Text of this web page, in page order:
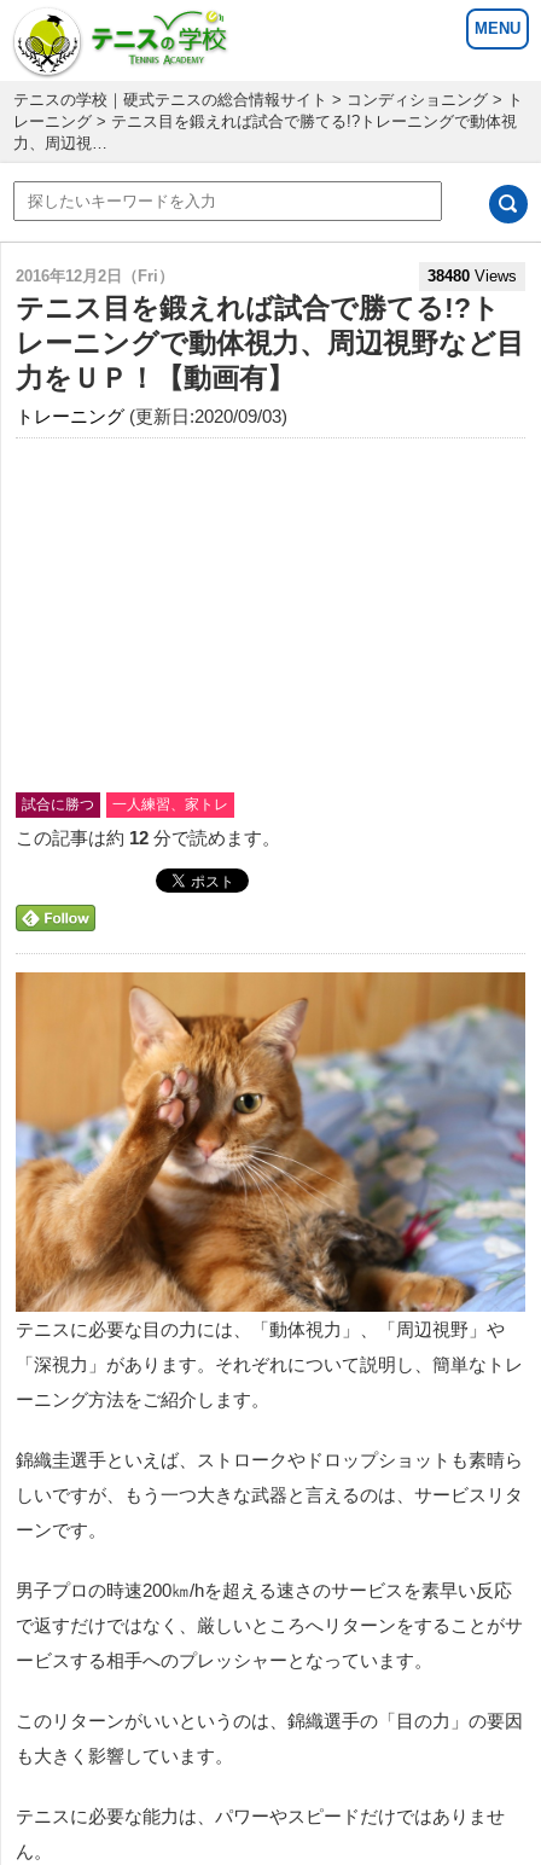
テニスの学校｜硬式テニスの総合情報サイト > コンディショニング > ト
レーニング > テニス目を鍛えれば試合で勝てる!?トレーニングで動体視
力、周辺視…
2016年12月2日（Fri） 38480 Views
テニス目を鍛えれば試合で勝てる!?ト
レーニングで動体視力、周辺視野など目
力をＵＰ！【動画有】
トレーニング (更新日:2020/09/03)
試合に勝つ 一人練習、家トレ
この記事は約 12 分で読めます。
テニスに必要な目の力には、「動体視力」、「周辺視野」や
「深視力」があります。それぞれについて説明し、簡単なトレ
ーニング方法をご紹介します。
錦織圭選手といえば、ストロークやドロップショットも素晴ら
しいですが、もう一つ大きな武器と言えるのは、サービスリタ
ーンです。
男子プロの時速200㎞/hを超える速さのサービスを素早い反応
で返すだけではなく、厳しいところへリターンをすることがサ
ービスする相手へのプレッシャーとなっています。
このリターンがいいというのは、錦織選手の「目の力」の要因
も大きく影響しています。
テニスに必要な能力は、パワーやスピードだけではありませ
ん。